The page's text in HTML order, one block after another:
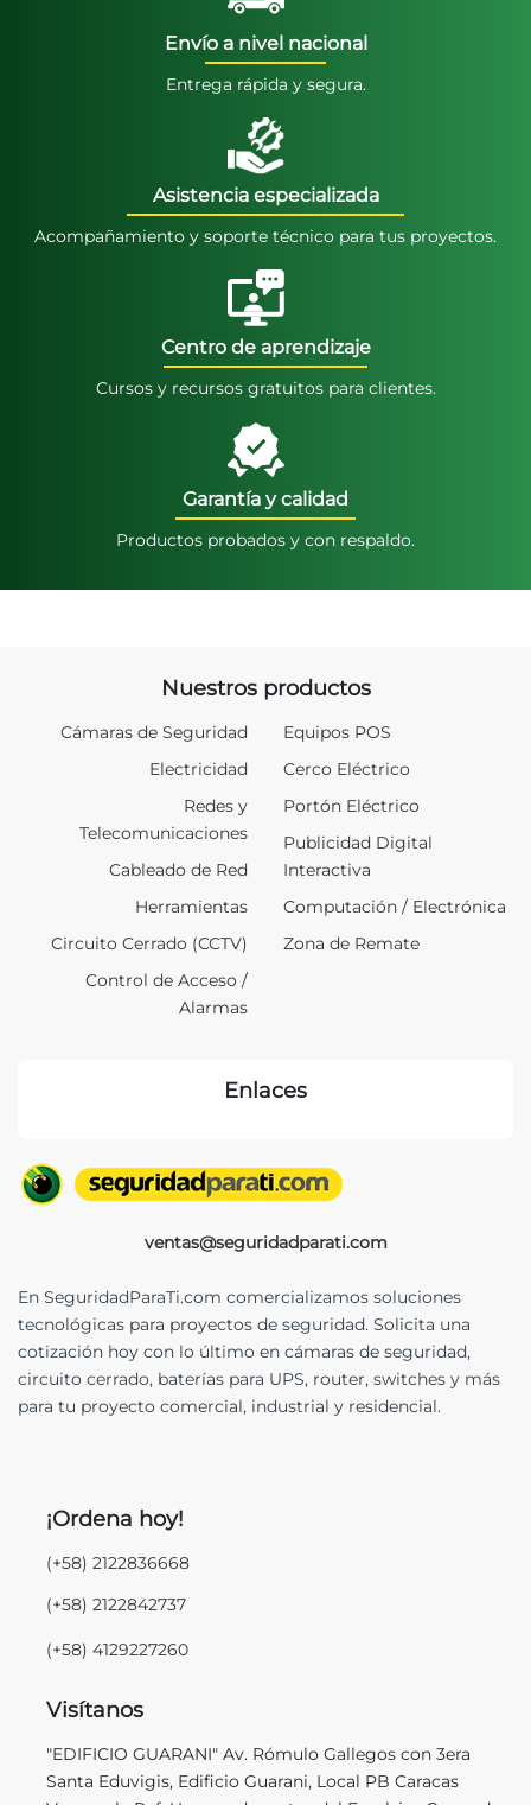
Envío a nivel nacional
Entrega rápida y segura.
Asistencia especializada
Acompañamiento y soporte técnico para tus proyectos.
Centro de aprendizaje
Cursos y recursos gratuitos para clientes.
Garantía y calidad
Productos probados y con respaldo.
ventas@seguridadparati.com
En SeguridadParaTi.com comercializamos soluciones
tecnológicas para proyectos de seguridad. Solicita una
cotización hoy con lo último en cámaras de seguridad,
circuito cerrado, baterías para UPS, router, switches y más
para tu proyecto comercial, industrial y residencial.
¡Ordena hoy!
(+58) 2122836668
(+58) 2122842737
(+58) 4129227260
Visítanos
"EDIFICIO GUARANI" Av. Rómulo Gallegos con 3era
Santa Eduvigis, Edificio Guarani, Local PB Caracas
Nuestros productos
Cámaras de Seguridad
Electricidad
Redes y
Telecomunicaciones
Cableado de Red
Herramientas
Circuito Cerrado (CCTV)
Control de Acceso /
Alarmas
Equipos POS
Cerco Eléctrico
Portón Eléctrico
Publicidad Digital
Interactiva
Computación / Electrónica
Zona de Remate
Enlaces